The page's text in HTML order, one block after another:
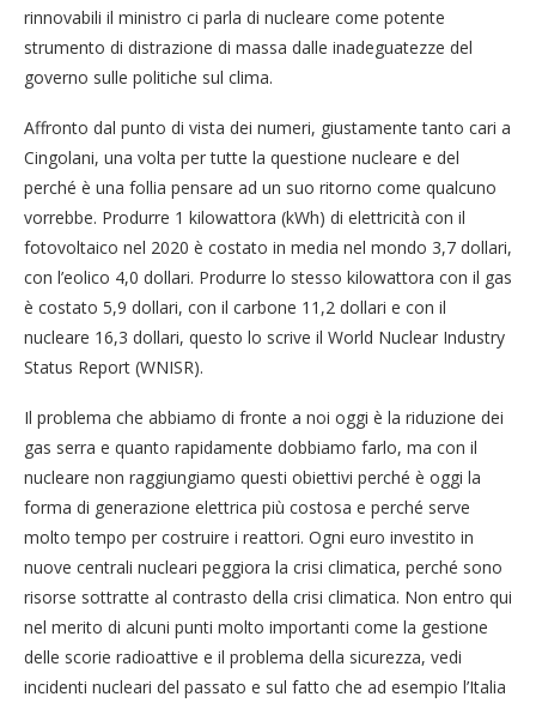
rinnovabili il ministro ci parla di nucleare come potente
strumento di distrazione di massa dalle inadeguatezze del
governo sulle politiche sul clima.
Affronto dal punto di vista dei numeri, giustamente tanto cari a
Cingolani, una volta per tutte la questione nucleare e del
perché è una follia pensare ad un suo ritorno come qualcuno
vorrebbe. Produrre 1 kilowattora (kWh) di elettricità con il
fotovoltaico nel 2020 è costato in media nel mondo 3,7 dollari,
con l’eolico 4,0 dollari. Produrre lo stesso kilowattora con il gas
è costato 5,9 dollari, con il carbone 11,2 dollari e con il
nucleare 16,3 dollari, questo lo scrive il World Nuclear Industry
Status Report (WNISR).
Il problema che abbiamo di fronte a noi oggi è la riduzione dei
gas serra e quanto rapidamente dobbiamo farlo, ma con il
nucleare non raggiungiamo questi obiettivi perché è oggi la
forma di generazione elettrica più costosa e perché serve
molto tempo per costruire i reattori. Ogni euro investito in
nuove centrali nucleari peggiora la crisi climatica, perché sono
risorse sottratte al contrasto della crisi climatica. Non entro qui
nel merito di alcuni punti molto importanti come la gestione
delle scorie radioattive e il problema della sicurezza, vedi
incidenti nucleari del passato e sul fatto che ad esempio l’Italia